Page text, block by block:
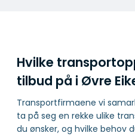
Hvilke
tilbud på i Øvre
Transportfirmaene vi
ta på seg en rekke ulike
du ønsker, og hvilke behov